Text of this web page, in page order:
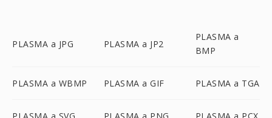
PLASMA a JPG PLASMA a JP2
PLASMA a
BMP
PLASMA a WBMP PLASMA a GIF PLASMA a TGA